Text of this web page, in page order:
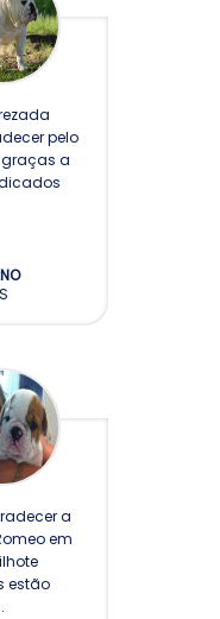
pelo
graças a
a
em
estão